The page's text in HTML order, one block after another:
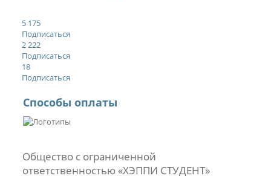
5 175
Подписаться
2 222
Подписаться
18
Подписаться
Способы оплаты
Общество с ограниченной
ответственностью «ХЭППИ СТУДЕНТ»